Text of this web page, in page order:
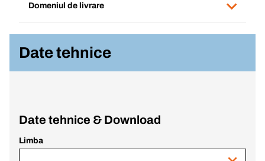
Domeniul de livrare
Date tehnice
Date tehnice & Download
Limba